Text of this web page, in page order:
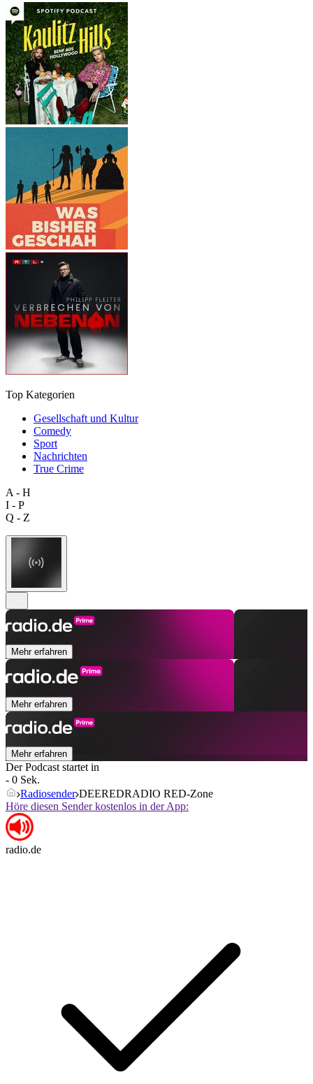
Top Kategorien
Gesellschaft und Kultur
Comedy
Sport
Nachrichten
True Crime
A - H
I - P
Q - Z
Mehr erfahren
Mehr erfahren
Mehr erfahren
Der Podcast startet in
- 0 Sek.
Radiosender DEEREDRADIO RED-Zone
Höre diesen Sender kostenlos in der App:
radio.de